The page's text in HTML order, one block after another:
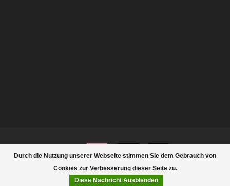
Durch die Nutzung unserer Webseite stimmen Sie dem Gebrauch von
Cookies zur Verbesserung dieser Seite zu.
Diese Nachricht Ausblenden